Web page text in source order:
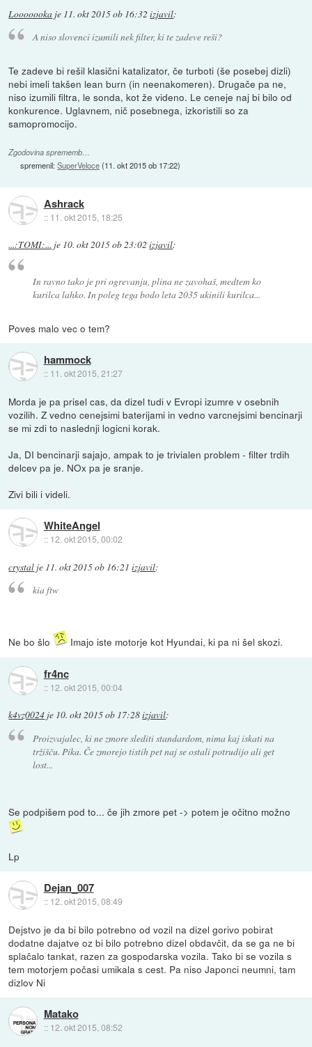
Looooooka je 11. okt 2015 ob 16:32 izjavil:
A niso slovenci izumili nek filter, ki te zadeve reši?
Te zadeve bi rešil klasični katalizator, če turboti (še posebej dizli)
nebi imeli takšen lean burn (in neenakomeren). Drugače pa ne,
niso izumili filtra, le sonda, kot že videno. Le ceneje naj bi bilo od
konkurence. Uglavnem, nič posebnega, izkoristili so za
samopromocijo.
Zgodovina sprememb…
spremenil:SuperVeloce(11. okt 2015 ob 17:22)
Ashrack
:: 11. okt 2015, 18:25
...:TOMI:... je 10. okt 2015 ob 23:02 izjavil:
In ravno tako je pri ogrevanju, plina ne zavohaš, medtem ko
kurilca lahko. In poleg tega bodo leta 2035 ukinili kurilca...
Poves malo vec o tem?
hammock
:: 11. okt 2015, 21:27
Morda je pa prisel cas, da dizel tudi v Evropi izumre v osebnih
vozilih. Z vedno cenejsimi baterijami in vedno varcnejsimi bencinarji
se mi zdi to naslednji logicni korak.
Ja, DI bencinarji sajajo, ampak to je trivialen problem - filter trdih
delcev pa je. NOx pa je sranje.
Zivi bili i videli.
WhiteAngel
:: 12. okt 2015, 00:02
crystal je 11. okt 2015 ob 16:21 izjavil:
kia ftw
Ne bo šlo Imajo iste motorje kot Hyundai, ki pa ni šel skozi.
fr4nc
:: 12. okt 2015, 00:04
k4vz0024 je 10. okt 2015 ob 17:28izjavil:
Proizvajalec, ki ne zmore slediti standardom, nima kaj iskati na
tržišču. Pika. Če zmorejo tistih pet naj se ostali potrudijo ali get
lost...
Se podpišem pod to... če jih zmore pet -> potem je očitno možno
Lp
Dejan_007
:: 12. okt 2015, 08:49
Dejstvo je da bi bilo potrebno od vozil na dizel gorivo pobirat
dodatne dajatve oz bi bilo potrebno dizel obdavčit, da se ga ne bi
splačalo tankat, razen za gospodarska vozila. Tako bi se vozila s
tem motorjem počasi umikala s cest. Pa niso Japonci neumni, tam
dizlov Ni
Matako
:: 12. okt 2015, 08:52